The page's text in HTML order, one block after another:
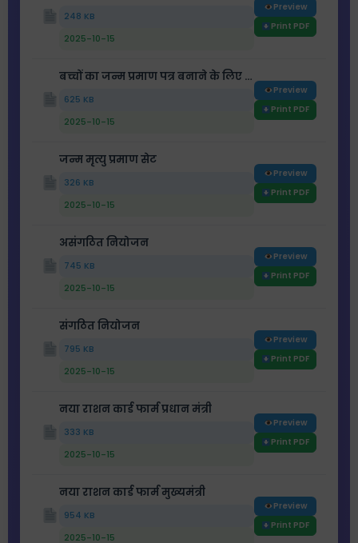
248 KB
2025-10-15
Preview
Print PDF
बच्चों का जन्म प्रमाण पत्र बनाने के लिए अनुपलब्धता प्रमाण पत्र
625 KB
2025-10-15
Preview
Print PDF
जन्म मृत्यु प्रमाण सेट
326 KB
2025-10-15
Preview
Print PDF
असंगठित नियोजन
745 KB
2025-10-15
Preview
Print PDF
संगठित नियोजन
795 KB
2025-10-15
Preview
Print PDF
नया राशन कार्ड फार्म प्रधान मंत्री
333 KB
2025-10-15
Preview
Print PDF
नया राशन कार्ड फार्म मुख्यमंत्री
954 KB
2025-10-15
Preview
Print PDF